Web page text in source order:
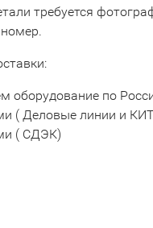
требуется
оборудование по
( Деловые линии и
( СДЭК)